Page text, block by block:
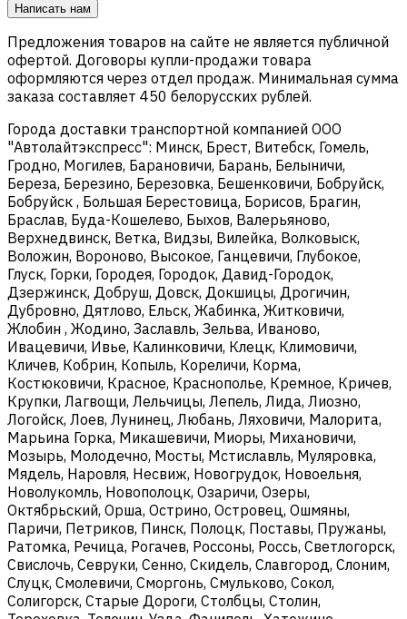
Написать нам
Предложения товаров на сайте не является публичной
офертой. Договоры купли-продажи товара
оформляются через отдел продаж. Минимальная сумма
заказа составляет 450 белорусских рублей.
Города доставки транспортной компанией ООО
"Автолайтэкспресс": Минск, Брест, Витебск, Гомель,
Гродно, Могилев, Барановичи, Барань, Белыничи,
Береза, Березино, Березовка, Бешенковичи, Бобруйск,
Бобруйск , Большая Берестовица, Борисов, Брагин,
Браслав, Буда-Кошелево, Быхов, Валерьяново,
Верхнедвинск, Ветка, Видзы, Вилейка, Волковыск,
Воложин, Вороново, Высокое, Ганцевичи, Глубокое,
Глуск, Горки, Городея, Городок, Давид-Городок,
Дзержинск, Добруш, Довск, Докшицы, Дрогичин,
Дубровно, Дятлово, Ельск, Жабинка, Житковичи,
Жлобин , Жодино, Заславль, Зельва, Иваново,
Ивацевичи, Ивье, Калинковичи, Клецк, Климовичи,
Кличев, Кобрин, Копыль, Кореличи, Корма,
Костюковичи, Красное, Краснополье, Кремное, Кричев,
Крупки, Лагвощи, Лельчицы, Лепель, Лида, Лиозно,
Логойск, Лоев, Лунинец, Любань, Ляховичи, Малорита,
Марьина Горка, Микашевичи, Миоры, Михановичи,
Мозырь, Молодечно, Мосты, Мстиславль, Муляровка,
Мядель, Наровля, Несвиж, Новогрудок, Новоельня,
Новолукомль, Новополоцк, Озаричи, Озеры,
Октябрьский, Орша, Острино, Островец, Ошмяны,
Паричи, Петриков, Пинск, Полоцк, Поставы, Пружаны,
Ратомка, Речица, Рогачев, Россоны, Россь, Светлогорск,
Свислочь, Севруки, Сенно, Скидель, Славгород, Слоним,
Слуцк, Смолевичи, Сморгонь, Смульково, Сокол,
Солигорск, Старые Дороги, Столбцы, Столин,